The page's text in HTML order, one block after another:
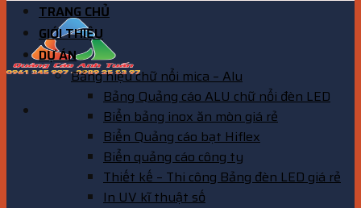
TRANG CHỦ
GIỚI THIỆU
DỰ ÁN
Bảng hiệu chữ nổi mica – Alu
Bảng Quảng cáo ALU chữ nổi đèn LED
Biển bảng inox ăn mòn giá rẻ
Biển Quảng cáo bạt Hiflex
Biển quảng cáo công ty
Thiết kế – Thi công Bảng đèn LED giá rẻ
In UV kĩ thuật số